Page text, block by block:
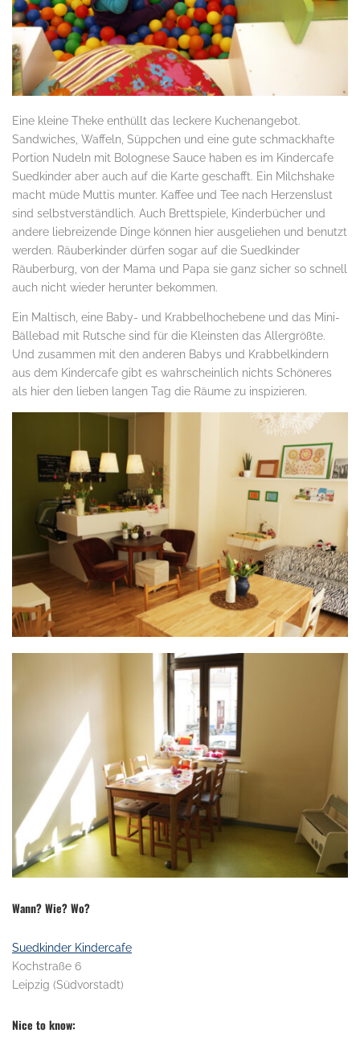
Eine kleine Theke enthüllt das leckere Kuchenangebot.
Sandwiches, Waffeln, Süppchen und eine gute schmackhafte
Portion Nudeln mit Bolognese Sauce haben es im Kindercafe
Suedkinder aber auch auf die Karte geschafft. Ein Milchshake
macht müde Muttis munter. Kaffee und Tee nach Herzenslust
sind selbstverständlich. Auch Brettspiele, Kinderbücher und
andere liebreizende Dinge können hier ausgeliehen und benutzt
werden. Räuberkinder dürfen sogar auf die Suedkinder
Räuberburg, von der Mama und Papa sie ganz sicher so schnell
auch nicht wieder herunter bekommen.
Ein Maltisch, eine Baby- und Krabbelhochebene und das Mini-
Bällebad mit Rutsche sind für die Kleinsten das Allergrößte.
Und zusammen mit den anderen Babys und Krabbelkindern
aus dem Kindercafe gibt es wahrscheinlich nichts Schöneres
als hier den lieben langen Tag die Räume zu inspizieren.
Wann? Wie? Wo?
Suedkinder Kindercafe
Kochstraße 6
Leipzig (Südvorstadt)
Nice to know: